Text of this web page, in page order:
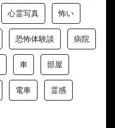
心霊写真 怖い
恐怖体験談 病院
車 部屋
電車 霊感